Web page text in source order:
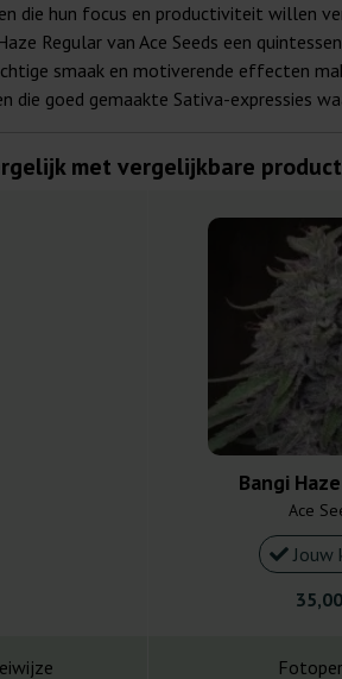
die hun focus en productiviteit willen
Regular van Ace Seeds een
smaak en motiverende effecten
die goed gemaakte Sativa-expressies
met vergelijkbare
Bangi
Ace
Jouw